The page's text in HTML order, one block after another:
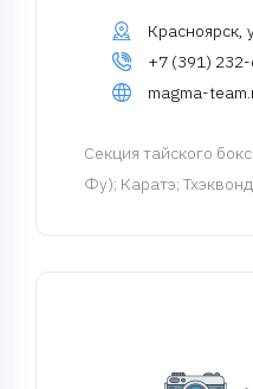
Красноярск,
+7 (391)
magma-
Cекция тайского
Фу); Каратэ;